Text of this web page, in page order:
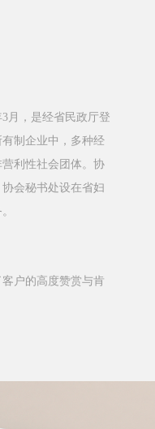
月，是经省民政厅登
制企业中，多种经
利性社会团体。协
会秘书处设在省妇
户的高度赞赏与肯